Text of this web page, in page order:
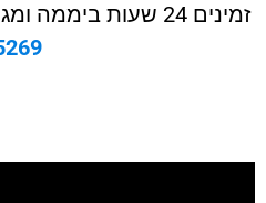
ביממה ומגיעים במהרה!
5269